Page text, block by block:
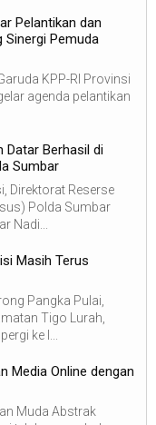
Pelantikan dan
Sinergi Pemuda
KPP-RI Provinsi
agenda pelantikan
Datar Berhasil di
Sumbar
Direktorat Reserse
Polda Sumbar
Nadi...
Masih Terus
Pangka Pulai,
Tigo Lurah,
ke l...
Media Online dengan
Muda Abstrak